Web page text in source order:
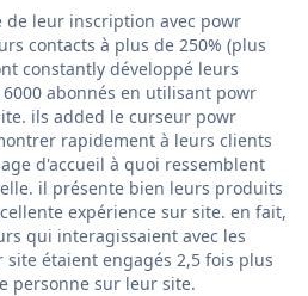
de leur inscription avec powr
contacts à plus de 250% (plus
constantly développé leurs
abonnés en utilisant powr
ils added le curseur powr
rapidement à leurs clients
d'accueil à quoi ressemblent
il présente bien leurs produits
expérience sur site. en fait,
qui interagissaient avec les
étaient engagés 2,5 fois plus
personne sur leur site.